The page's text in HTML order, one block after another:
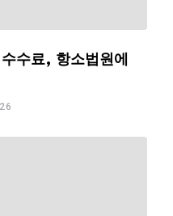
수료, 항소법원에